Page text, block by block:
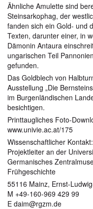
Ähnliche Amulette sind
Steinsarkophag, der
fanden sich ein Gold- und
Texten, darunter einer, in
Dämonin Antaura
ungarischen Teil
gefunden.
Das Goldblech von
Ausstellung „Die
im Burgenländischen
besichtigen.
Printtaugliches Foto-
www.univie.ac.at/175
Wissenschaftlicher
Projektleiter an der
Germanisches
Frühgeschichte
55116 Mainz, Ernst-
M +49-160-969 429 99
E daim@rgzm.de